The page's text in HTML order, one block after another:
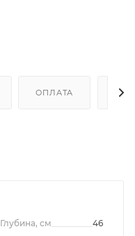
ОПЛАТА
Глубина, см 46